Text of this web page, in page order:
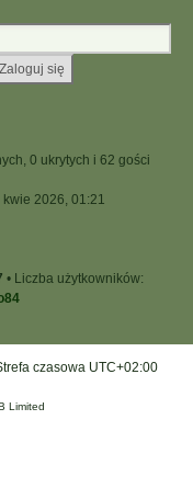
0 ukrytych i 62 gości
kwie 2026, 01:21
• Liczba użytkowników:
czasowa UTC+02:00
Limited